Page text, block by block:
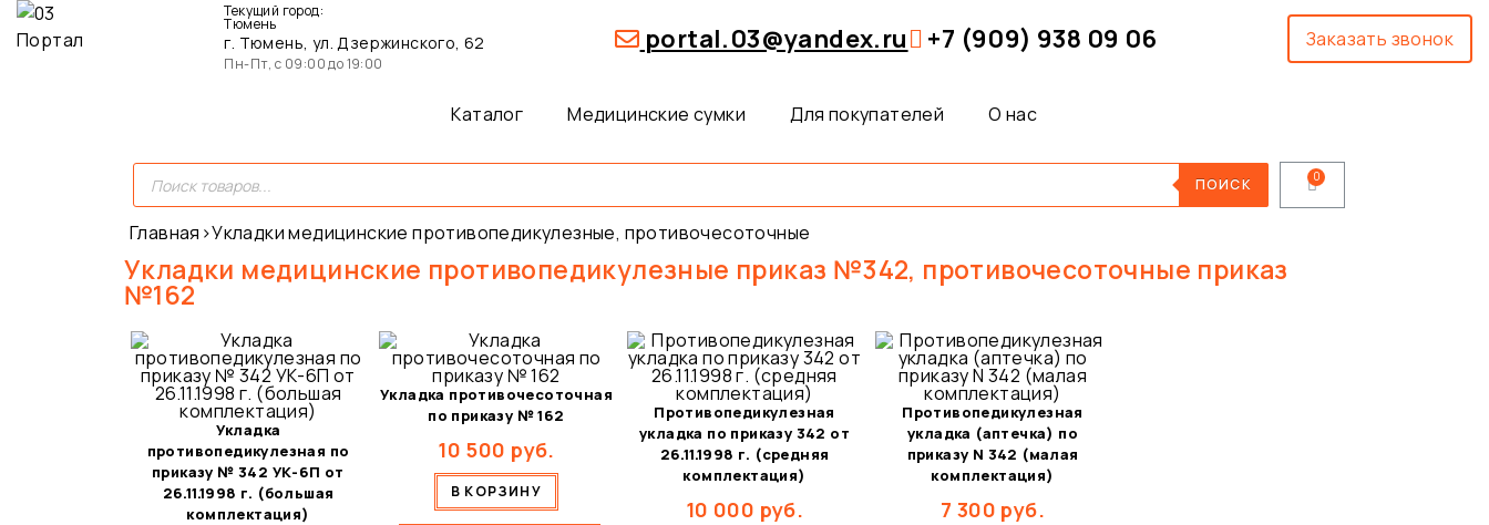
Текущий город:
Тюмень
г. Тюмень, ул. Дзержинского, 62
Пн-Пт, с 09:00 до 19:00
portal.03@yandex.ru +7 (909) 938 09 06 Заказать звонок
Каталог Медицинские сумки Для покупателей О нас
ПОИСК
Главная ›Укладки медицинские противопедикулезные, противочесоточные
Укладки медицинские противопедикулезные приказ №342, противочесоточные приказ
№162
Укладка
противопедикулезная по
приказу № 342 УК-6П от
26.11.1998 г. (большая
комплектация)
Укладка противочесоточная
по приказу № 162
10 500 руб.
В КОРЗИНУ
Противопедикулезная
укладка по приказу 342 от
26.11.1998 г. (средняя
комплектация)
10 000 руб.
Противопедикулезная
укладка (аптечка) по
приказу N 342 (малая
комплектация)
7 300 руб.